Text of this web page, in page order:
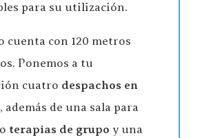
para su utilización.
cuenta con 120 metros
Ponemos a tu
cuatro despachos en
, además de una sala para
terapias de grupo y una